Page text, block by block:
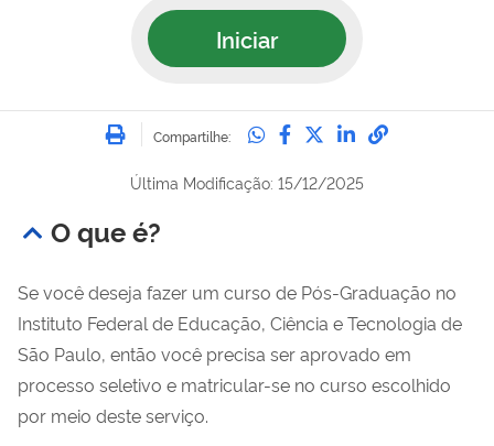
Iniciar
Imprimir
Compartilhe: Compartilhe no
Compartilhe no
Compartilhe no
Compartilhe
Última Modificação: 15/12/2025
O que é?
Se você deseja fazer um curso de Pós-Graduação no
Instituto Federal de Educação, Ciência e Tecnologia de
São Paulo, então você precisa ser aprovado em
processo seletivo e matricular-se no curso escolhido
por meio deste serviço.